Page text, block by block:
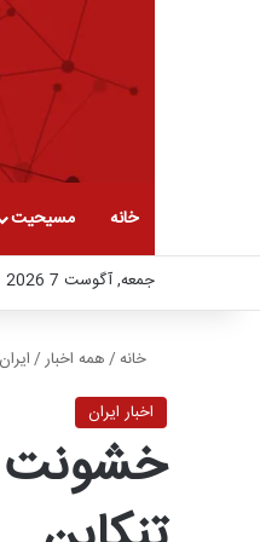
خانه مسیحیت
جمعه, آگوست 7 2026
خانه/همه اخبار/ایران
اخبار ایران
خشونت